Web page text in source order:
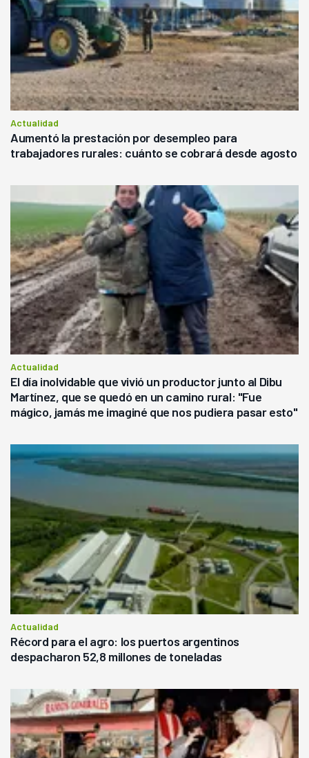
Actualidad
Aumentó la prestación por desempleo para
trabajadores rurales: cuánto se cobrará desde agosto
Actualidad
El día inolvidable que vivió un productor junto al Dibu
Martínez, que se quedó en un camino rural: "Fue
mágico, jamás me imaginé que nos pudiera pasar esto"
Actualidad
Récord para el agro: los puertos argentinos
despacharon 52,8 millones de toneladas